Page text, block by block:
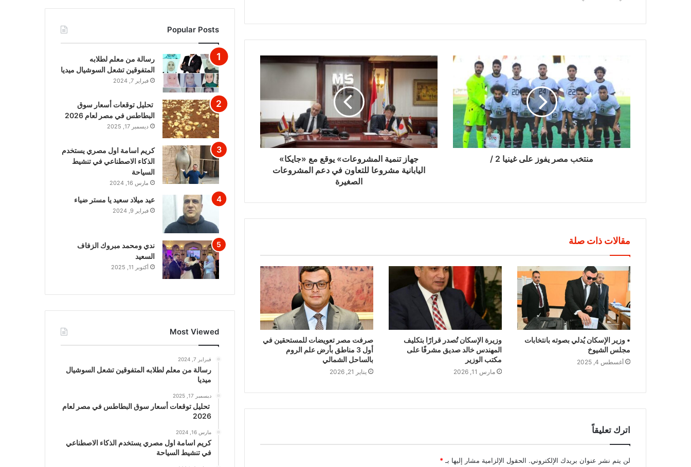
منتخب مصر يفوز على غينيا 2 /
جهاز تنمية المشروعات» يوقع مع «جايكا»
اليابانية مشروعا للتعاون في دعم المشروعات
الصغيرة
مقالات ذات صلة
• وزير الإسكان يُدلي بصوته بانتخابات
مجلس الشيوخ
أغسطس 4, 2025
وزيرة الإسكان تُصدر قرارًا بتكليف
المهندس خالد صديق مشرفًا على
مكتب الوزير
مارس 11, 2026
صرفت مصر تعويضات للمستحقين في
أول 3 مناطق بأرض علم الروم
بالساحل الشمالي
يناير 21, 2026
اترك تعليقاً
لن يتم نشر عنوان بريدك الإلكتروني. الحقول الإلزامية مشار إليها بـ *
Popular Posts
رسالة من معلم لطلابه
المتفوقين تشعل السوشيال ميديا
فبراير 7, 2024
تحليل توقعات أسعار سوق
البطاطس في مصر لعام 2026
ديسمبر 17, 2025
كريم اسامة اول مصري يستخدم
الذكاء الاصطناعي في تنشيط
السياحة
مارس 16, 2024
عيد ميلاد سعيد يا مستر ضياء
فبراير 9, 2024
ندي ومحمد مبروك الزفاف
السعيد
أكتوبر 11, 2025
Most Viewed
فبراير 7, 2024
رسالة من معلم لطلابه المتفوقين تشعل السوشيال
ميديا
ديسمبر 17, 2025
تحليل توقعات أسعار سوق البطاطس في مصر لعام
2026
مارس 16, 2024
كريم اسامة اول مصري يستخدم الذكاء الاصطناعي
في تنشيط السياحة